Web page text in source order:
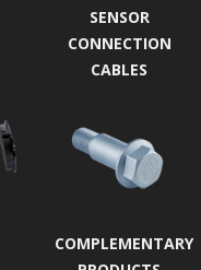
SENSOR
CONNECTION
CABLES
COMPLEMENTARY